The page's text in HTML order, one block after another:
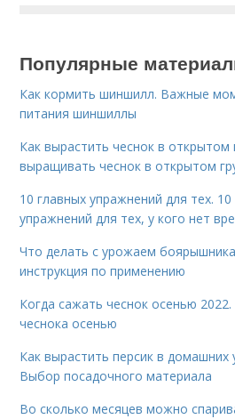
Популярные
Как кормить шиншилл. Важные
питания шиншиллы
Как вырастить чеснок в открытом
выращивать чеснок в открытом
10 главных упражнений для тех.
упражнений для тех, у кого нет
Что делать с урожаем
инструкция по применению
Когда сажать чеснок осенью
чеснока осенью
Как вырастить персик в домашних
Выбор посадочного материала
Во сколько месяцев можно